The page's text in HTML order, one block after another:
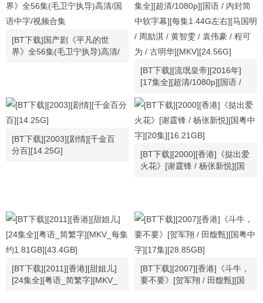
[BT下载]国产剧《平凡的世
界》全56集(毛卫宁执导)高清/
[BT下载][流氓皇帝][2016年]
[17集全][超清/1080p][国语 /
右][马国明 / 周励淇 / 黄智雯 /
袁伟豪 / 程可为 / 古明华]
[BT下载][2003][剧情][千金百
分百][14.25G]
[BT下载][2000][香港]《挞出爱
火花》[谢霆锋 / 杨张新悦][国
[BT下载][2011][香港][甜姐儿]
[24集全][粤语_简繁字][MKV_
[BT下载][2007][香港]《斗牛，
要不要》[贺军翔 / 田馥甄][国